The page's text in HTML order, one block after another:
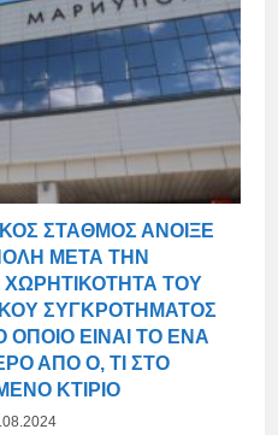
ΣΤΑΘΜΌΣ ΆΝΟΙΞΕ
ΜΕΤΆ ΤΗΝ
ΤΟΥ
ΣΥΓΚΡΟΤΉΜΑΤΟΣ
ΟΠΟΊΟ ΕΊΝΑΙ ΤΟ ΈΝΑ
ΑΠΌ Ό, ΤΙ ΣΤΟ
ΚΤΊΡΙΟ